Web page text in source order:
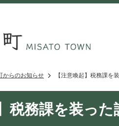
からのお知らせ 【注意喚起】税務課を
税務課を装っ